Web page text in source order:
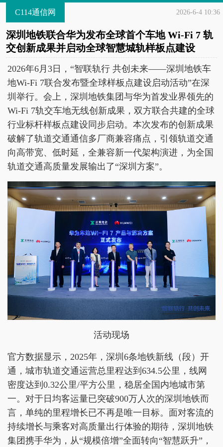
C114通信网 2026-6-4 10:36
深圳地铁联合华为发布全球首个车地 Wi-Fi 7 轨
交创新成果并启动全球智慧城轨样板点建设
2026年6月3日，“智联轨行 共创未来——深圳地铁车
地Wi-Fi 7联合发布暨全球样板点建设启动活动”在深
圳举行。会上，深圳地铁集团与华为首发业界领先的
Wi-Fi 7轨交车地无线创新成果，双方联合共建的全球
行业标杆样板点建设同步启动。本次发布的创新成果
破解了轨道交通通信多厂商兼容痛点，引领轨道交通
向高带宽、低时延，全兼容新一代架构演进，为全国
轨道交通高质量发展输出了“深圳方案”。
活动现场
官方数据显示，2025年，深圳6条地铁新线（段）开
通，城市轨道交通运营总里程达到634.5公里，线网
密度达到0.32公里/平方公里，稳居全国内地城市第
一。对于日均客运量已突破900万人次的深圳地铁而
言，单纯的里程增长已不再是唯一目标。面对客流的
持续增长与乘客对高质量出行体验的期待，深圳地铁
集团携手华为，从“规模倍增”全面转向“智慧跃升”，